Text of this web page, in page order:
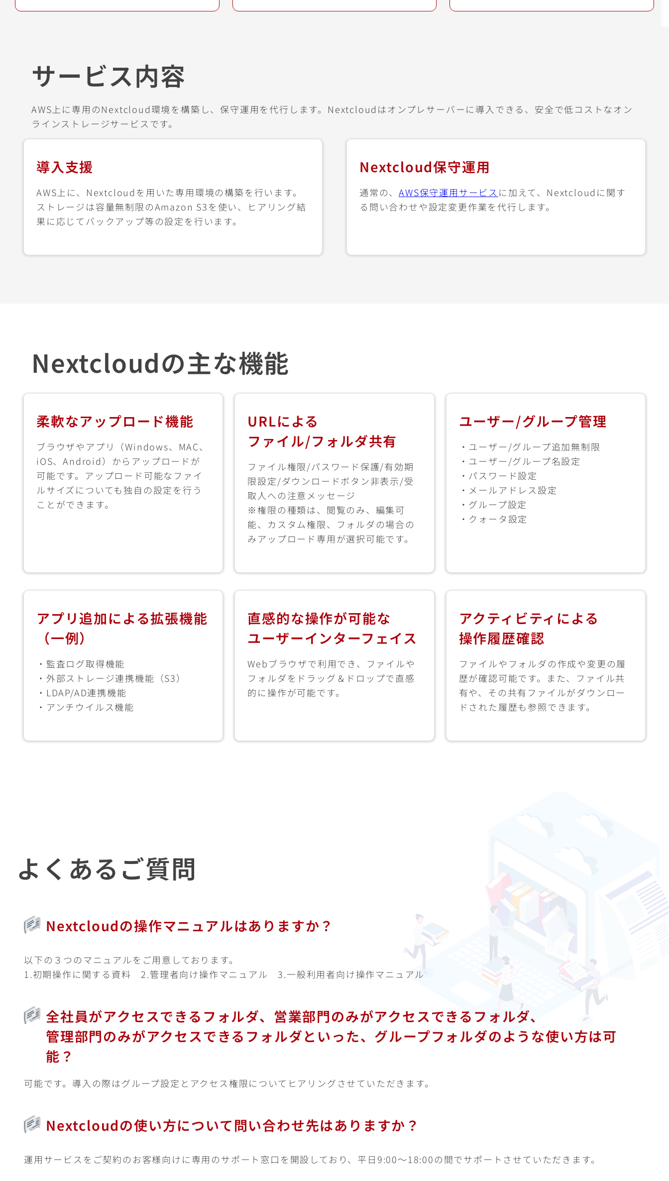
サービス内容
AWS上に専用のNextcloud環境を構築し、保守運用を代行します。Nextcloudはオンプレサーバーに導入できる、安全で低コストなオン
ラインストレージサービスです。
導入支援
AWS上に、Nextcloudを用いた専用環境の構築を行います。
ストレージは容量無制限のAmazon S3を使い、ヒアリング結
果に応じてバックアップ等の設定を行います。
Nextcloud保守運用
通常の、AWS保守運用サービス に加えて、Nextcloudに関す
る問い合わせや設定変更作業を代行します。
Nextcloudの主な機能
柔軟なアップロード機能
ブラウザやアプリ（Windows、MAC、
iOS、Android）からアップロードが
可能です。アップロード可能なファイ
ルサイズについても独自の設定を行う
ことができます。
URLによる
ファイル/フォルダ共有
ファイル権限/パスワード保護/有効期
限設定/ダウンロードボタン非表示/受
取人への注意メッセージ
※権限の種類は、閲覧のみ、編集可
能、カスタム権限、フォルダの場合の
みアップロード専用が選択可能です。
ユーザー/グループ管理
・ユーザー/グループ追加無制限
・ユーザー/グループ名設定
・パスワード設定
・メールアドレス設定
・グループ設定
・クォータ設定
アプリ追加による拡張機能
（一例）
・監査ログ取得機能
・外部ストレージ連携機能（S3）
・LDAP/AD連携機能
・アンチウイルス機能
直感的な操作が可能な
ユーザーインターフェイス
Webブラウザで利用でき、ファイルや
フォルダをドラッグ＆ドロップで直感
的に操作が可能です。
アクティビティによる
操作履歴確認
ファイルやフォルダの作成や変更の履
歴が確認可能です。また、ファイル共
有や、その共有ファイルがダウンロー
ドされた履歴も参照できます。
よくあるご質問
Nextcloudの操作マニュアルはありますか？
以下の３つのマニュアルをご用意しております。
1.初期操作に関する資料 2.管理者向け操作マニュアル 3.一般利用者向け操作マニュアル
全社員がアクセスできるフォルダ、営業部門のみがアクセスできるフォルダ、
管理部門のみがアクセスできるフォルダといった、グループフォルダのような使い方は可
能？
可能です。導入の際はグループ設定とアクセス権限についてヒアリングさせていただきます。
Nextcloudの使い方について問い合わせ先はありますか？
運用サービスをご契約のお客様向けに専用のサポート窓口を開設しており、平日9:00～18:00の間でサポートさせていただきます。